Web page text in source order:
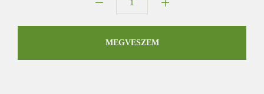
matt
mennyiség
MEGVESZEM